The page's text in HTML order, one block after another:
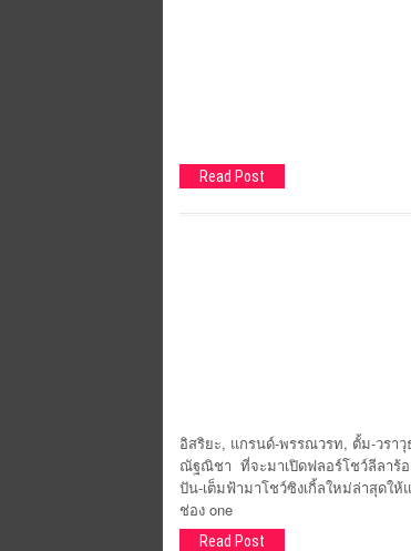
Read Post
อิสริยะ, แกรนด์-พรรณวรท, ตั้ม-วรา
ณัฐณิชา ที่จะมาเปิดฟลอร์โชว์ลีลาร้
ปัน-เต็มฟ้ามาโชว์ซิงเกิ้ลใหม่ล่าสุด
ช่อง one
Read Post